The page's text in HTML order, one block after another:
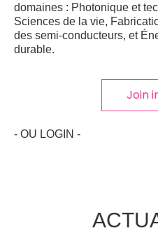
domaines : Photonique et
Sciences de la vie,
des semi-conducteurs, et
durable.
Join
- OU LOGIN -